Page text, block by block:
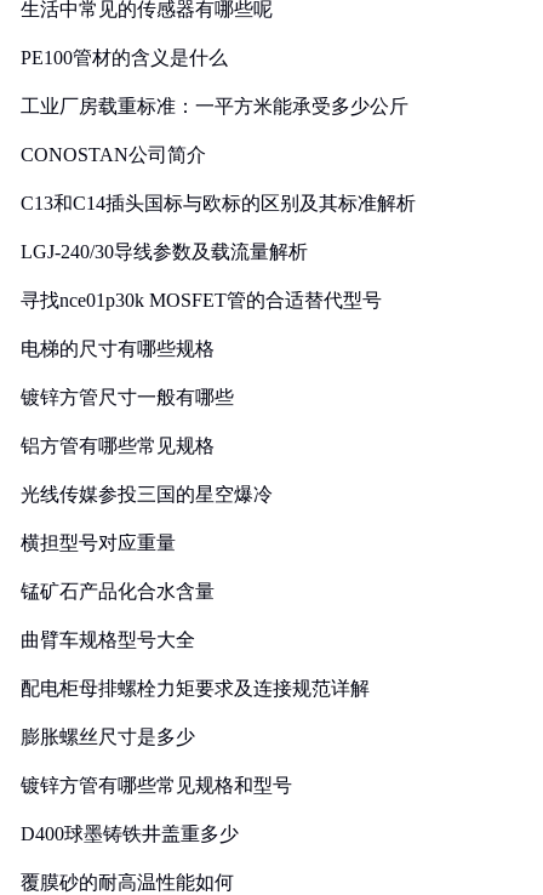
生活中常见的传感器有哪些呢
PE100管材的含义是什么
工业厂房载重标准：一平方米能承受多少公斤
CONOSTAN公司简介
C13和C14插头国标与欧标的区别及其标准解析
LGJ-240/30导线参数及载流量解析
寻找nce01p30k MOSFET管的合适替代型号
电梯的尺寸有哪些规格
镀锌方管尺寸一般有哪些
铝方管有哪些常见规格
光线传媒参投三国的星空爆冷
横担型号对应重量
锰矿石产品化合水含量
曲臂车规格型号大全
配电柜母排螺栓力矩要求及连接规范详解
膨胀螺丝尺寸是多少
镀锌方管有哪些常见规格和型号
D400球墨铸铁井盖重多少
覆膜砂的耐高温性能如何